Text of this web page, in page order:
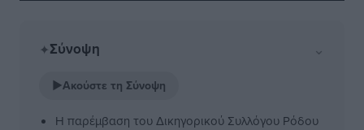
✦Σύνοψη ⌄
▶Ακούστε τη Σύνοψη
Η παρέμβαση του Δικηγορικού Συλλόγου Ρόδου